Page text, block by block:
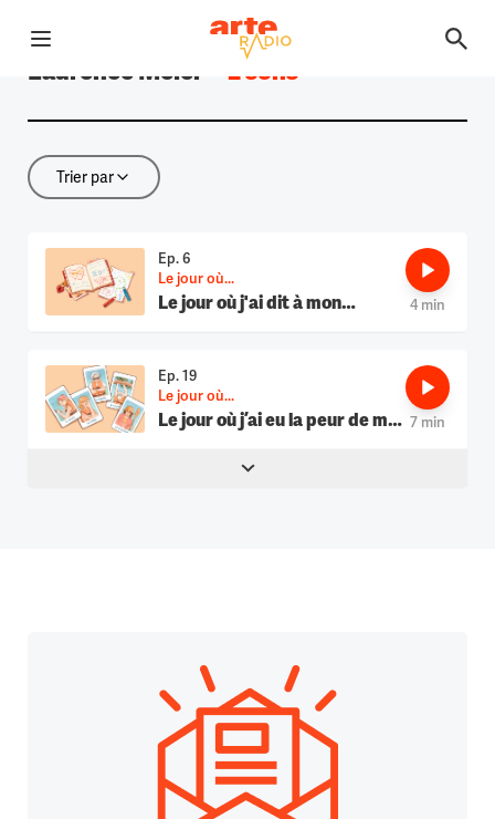
Ouvrir le menu
Retour à la page d'accueil
Laurence Meier 2 sons
Trier par
Trier par
Le jour où j'ai dit à mon
Le jour où...
Ep. 6
4 min
Le jour où j’ai eu la peur de ma
Le jour où...
Ep. 19
7 min